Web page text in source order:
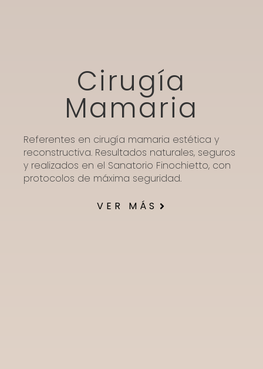
Cirugía
Mamaria
Referentes en cirugía mamaria estética y
reconstructiva. Resultados naturales, seguros
y realizados en el Sanatorio Finochietto, con
protocolos de máxima seguridad.
VER MÁS